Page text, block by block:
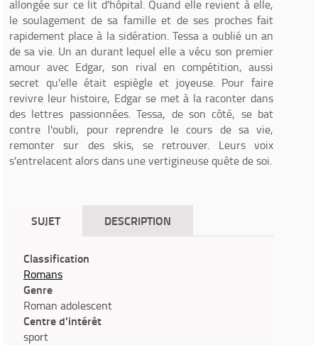
allongée sur ce lit d'hôpital. Quand elle revient à elle,
le soulagement de sa famille et de ses proches fait
rapidement place à la sidération. Tessa a oublié un an
de sa vie. Un an durant lequel elle a vécu son premier
amour avec Edgar, son rival en compétition, aussi
secret qu'elle était espiègle et joyeuse. Pour faire
revivre leur histoire, Edgar se met à la raconter dans
des lettres passionnées. Tessa, de son côté, se bat
contre l'oubli, pour reprendre le cours de sa vie,
remonter sur des skis, se retrouver. Leurs voix
s'entrelacent alors dans une vertigineuse quête de soi.
SUJET DESCRIPTION
Classification
Romans
Genre
Roman adolescent
Centre d'intérêt
sport